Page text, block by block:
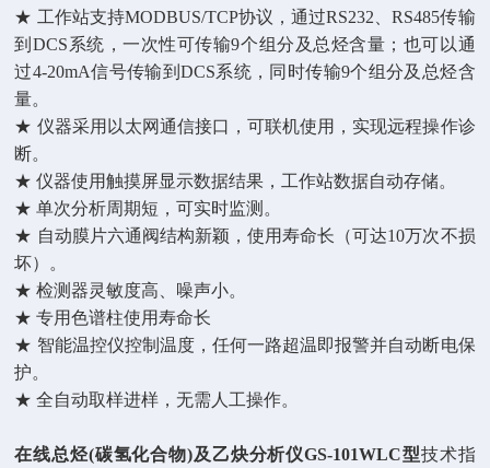
★ 工作站支持MODBUS/TCP协议，通过RS232、RS485传输
到DCS系统，一次性可传输9个组分及总烃含量；也可以通
过4-20mA信号传输到DCS系统，同时传输9个组分及总烃含
量。
★ 仪器采用以太网通信接口，可联机使用，实现远程操作诊
断。
★ 仪器使用触摸屏显示数据结果，工作站数据自动存储。
★ 单次分析周期短，可实时监测。
★ 自动膜片六通阀结构新颖，使用寿命长（可达10万次不损
坏）。
★ 检测器灵敏度高、噪声小。
★ 专用色谱柱使用寿命长
★ 智能温控仪控制温度，任何一路超温即报警并自动断电保
护。
★ 全自动取样进样，无需人工操作。
在线总烃(碳氢化合物)及乙炔分析仪GS-101WLC型技术指